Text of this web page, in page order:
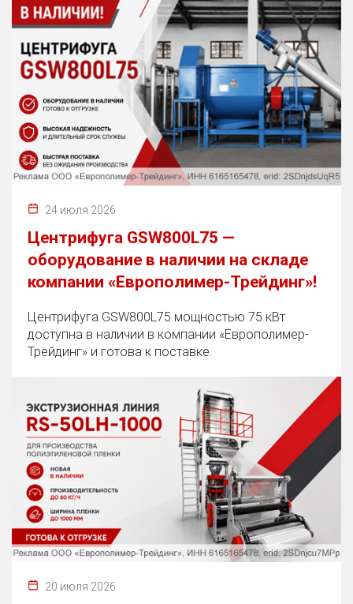
24 июля 2026
Центрифуга GSW800L75 —
оборудование в наличии на складе
компании «Европолимер-Трейдинг»!
Центрифуга GSW800L75 мощностью 75 кВт
доступна в наличии в компании «Европолимер-
Трейдинг» и готова к поставке.
20 июля 2026